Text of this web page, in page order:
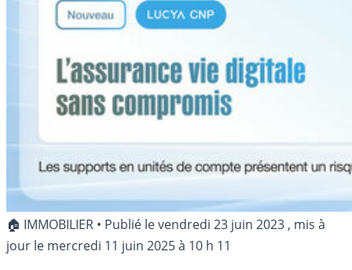
🏠 IMMOBILIER • Publié levendredi 23 juin 2023 , mis à
jour le mercredi 11 juin 2025 à 10 h 11